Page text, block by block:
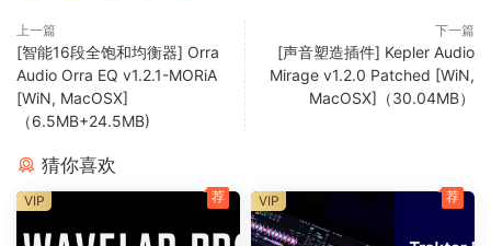
上一篇
[智能16段全饱和均衡器] Orra
Audio Orra EQ v1.2.1-MORiA
[WiN, MacOSX]
（6.5MB+24.5MB)
下一篇
[声音塑造插件] Kepler Audio
Mirage v1.2.0 Patched [WiN,
MacOSX]（30.04MB）
猜你喜欢
VIP 荐 VIP 荐